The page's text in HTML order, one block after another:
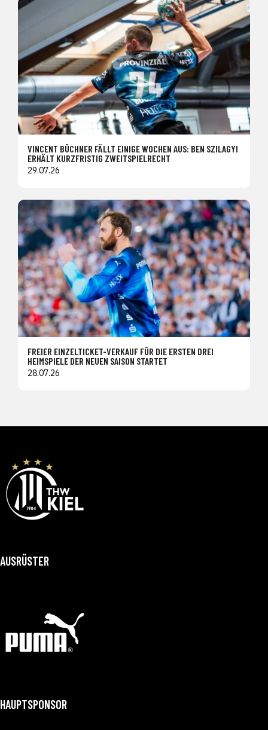
VINCENT BÜCHNER FÄLLT EINIGE WOCHEN AUS: BEN SZILAGYI
ERHÄLT KURZFRISTIG ZWEITSPIELRECHT
29.07.26
FREIER EINZELTICKET-VERKAUF FÜR DIE ERSTEN DREI
HEIMSPIELE DER NEUEN SAISON STARTET
28.07.26
AUSRÜSTER
HAUPTSPONSOR